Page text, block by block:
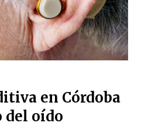
en Córdoba
del oído